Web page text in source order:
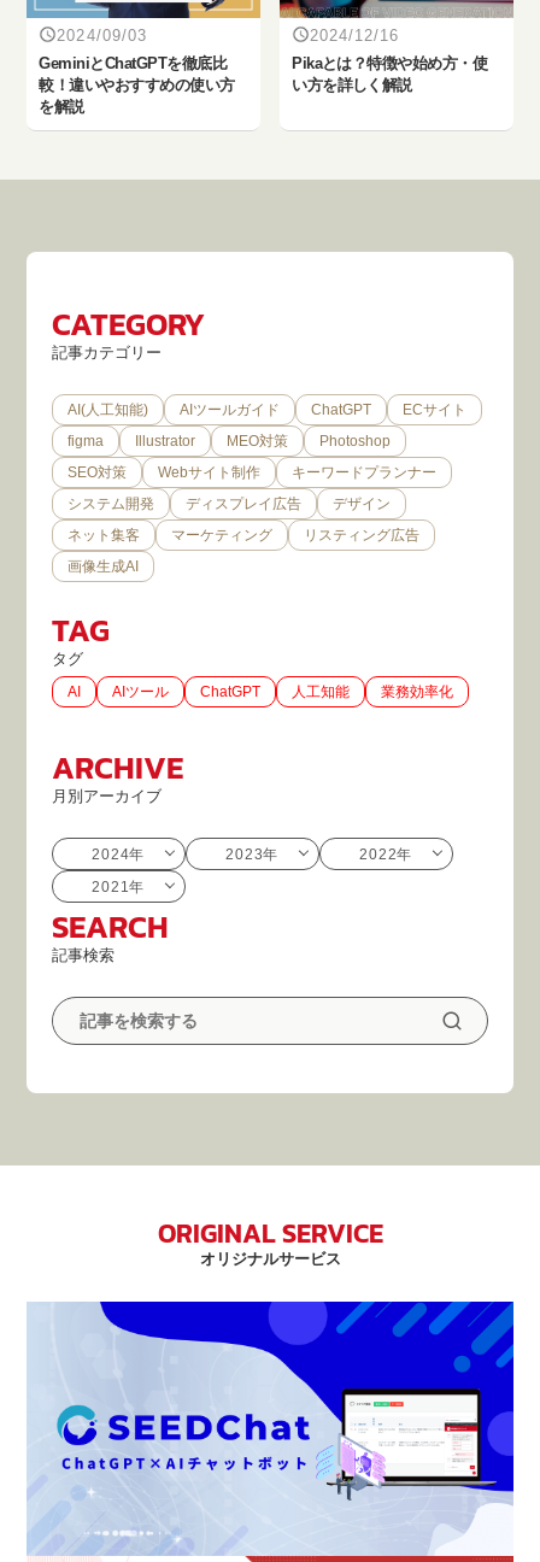
2024/09/03
‎GeminiとChatGPTを徹底比
較！違いやおすすめの使い方
を解説
2024/12/16
Pikaとは？特徴や始め方・使
い方を詳しく解説
CATEGORY
記事カテゴリー
AI(人工知能) AIツールガイド ChatGPT
ECサイト
figma
Illustrator MEO対策
Photoshop
SEO対策
Webサイト制作
キーワードプランナー
システム開発
ディスプレイ広告
デザイン
ネット集客
マーケティング
リスティング広告
画像生成AI
TAG
タグ
AI AIツール ChatGPT 人工知能 業務効率化
ARCHIVE
月別アーカイブ
2024年 2023年
2022年
2021年
SEARCH
記事検索
ORIGINAL SERVICE
オリジナルサービス